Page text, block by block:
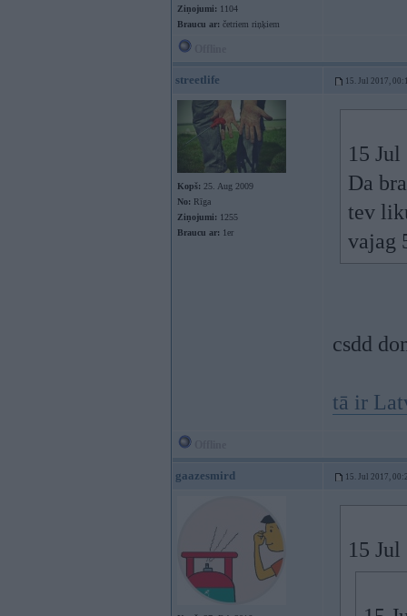
Ziņojumi: 1104
Braucu ar: četriem riņķiem
streetlife 15. Jul 2017,
Kopš: 25. Aug 2009
No: Rīga
Ziņojumi: 1255
Braucu ar: 1er
15
Da
tev
vajag
csdd
tā ir
gaazesmird 15. Jul 2017,
15